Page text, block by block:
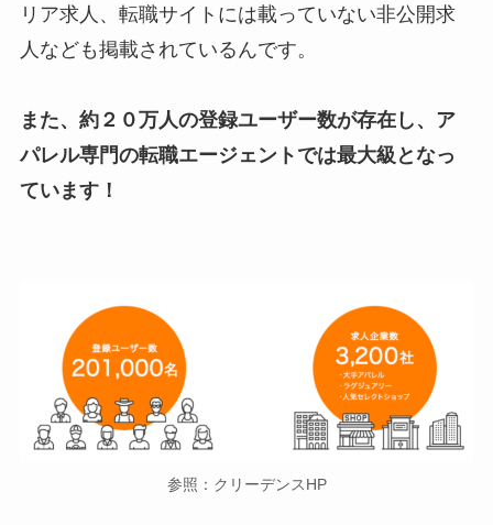
リア求人、転職サイトには載っていない非公開求
人なども掲載されているんです。
また、約２０万人の登録ユーザー数が存在し、ア
パレル専門の転職エージェントでは最大級となっ
ています！
参照：クリーデンスHP